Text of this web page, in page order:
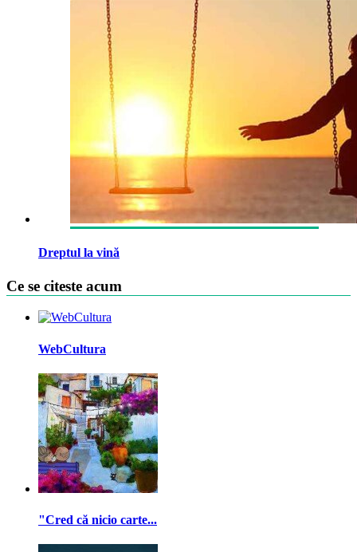
Dreptul la vină
Ce se citeste acum
WebCultura
"Cred că nicio carte...